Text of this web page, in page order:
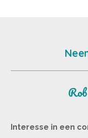
Interesse in een